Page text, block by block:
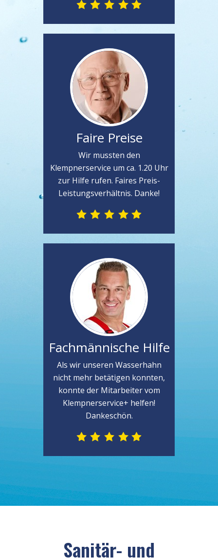
Faire Preise
Wir mussten den
Klempnerservice um ca. 1.20 Uhr
zur Hilfe rufen. Faires Preis-
Leistungsverhältnis. Danke!
Fachmännische Hilfe
Als wir unseren Wasserhahn
nicht mehr betätigen konnten,
konnte der Mitarbeiter vom
Klempnerservice+ helfen!
Dankeschön.
Sanitär- und